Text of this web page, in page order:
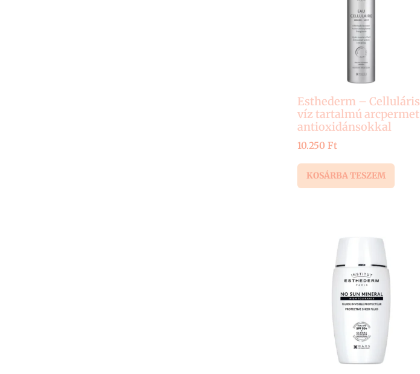
Esthederm – Celluláris
víz tartalmú arcpermet
antioxidánsokkal
10.250 Ft
KOSÁRBA TESZEM